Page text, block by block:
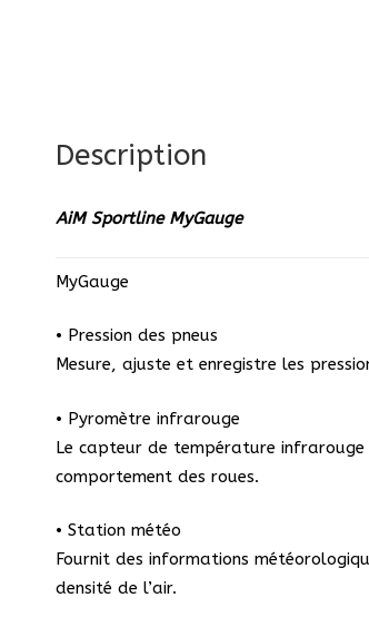
Description
AiM Sportline MyGauge
MyGauge
• Pression des pneus
Mesure, ajuste et enregistre les
• Pyromètre infrarouge
Le capteur de température
comportement des roues.
• Station météo
Fournit des informations
densité de l’air.